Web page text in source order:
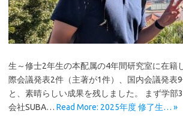
生～修士2年生の本配属の4年間研究室に在籍
際会議発表2件（主著が1件）、国内会議発表9
と、素晴らしい成果を残しました。 まず学部
会社SUBA… Read More: 2025年度 修了生… »